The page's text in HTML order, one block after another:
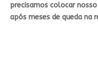
precisamos colocar
após meses de queda na